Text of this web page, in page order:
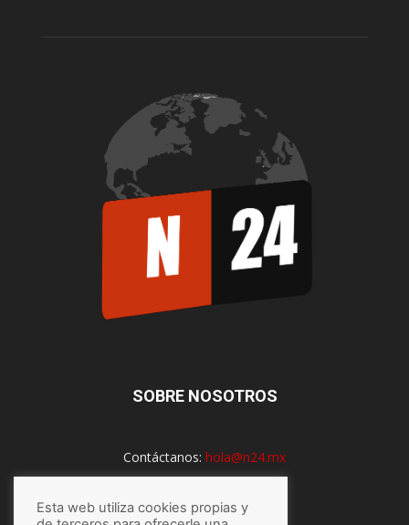
SOBRE NOSOTROS
Contáctanos: hola@n24.mx
Esta web utiliza cookies propias y